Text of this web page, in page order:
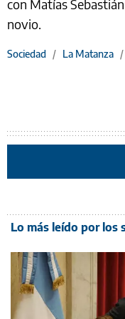
con Matías
novio.
Sociedad / La Matanza /
Lo más leído por los